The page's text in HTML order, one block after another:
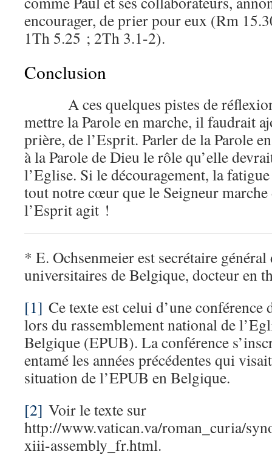
encourager, de prier pour eux (Rm
1Th 5.25 ; 2Th 3.1-2).
Conclusion
A ces quelques pistes de réflexion
mettre la Parole en marche, il faudrait
prière, de l’Esprit. Parler de la Parole
à la Parole de Dieu le rôle qu’elle
l’Eglise. Si le découragement, la
tout notre cœur que le Seigneur marche
l’Esprit agit !
* E. Ochsenmeier est secrétaire
universitaires de Belgique, docteur en
[1] Ce texte est celui d’une
lors du rassemblement national de
Belgique (EPUB). La conférence
entamé les années précédentes qui
situation de l’EPUB en Belgique.
[2] Voir le texte sur
http://www.vatican.va/roman_curia/
xiii-assembly_fr.html.